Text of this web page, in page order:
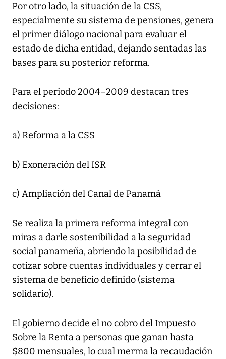
Por otro lado, la situación de la CSS,
especialmente su sistema de pensiones, genera
el primer diálogo nacional para evaluar el
estado de dicha entidad, dejando sentadas las
bases para su posterior reforma.
Para el período 2004–2009 destacan tres
decisiones:
a) Reforma a la CSS
b) Exoneración del ISR
c) Ampliación del Canal de Panamá
Se realiza la primera reforma integral con
miras a darle sostenibilidad a la seguridad
social panameña, abriendo la posibilidad de
cotizar sobre cuentas individuales y cerrar el
sistema de beneficio definido (sistema
solidario).
El gobierno decide el no cobro del Impuesto
Sobre la Renta a personas que ganan hasta
$800 mensuales, lo cual merma la recaudación